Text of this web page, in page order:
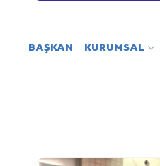
BAŞKAN KURUMSAL